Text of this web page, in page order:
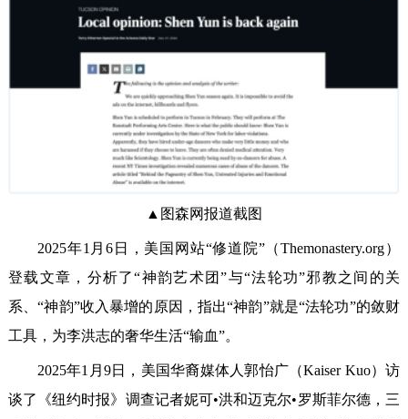
▲图森网报道截图
2025年1月6日，美国网站“修道院”（Themonastery.org）
登载文章，分析了“神韵艺术团”与“法轮功”邪教之间的关
系、“神韵”收入暴增的原因，指出“神韵”就是“法轮功”的敛财
工具，为李洪志的奢华生活“输血”。
2025年1月9日，美国华裔媒体人郭怡广（Kaiser Kuo）访
谈了《纽约时报》调查记者妮可•洪和迈克尔•罗斯菲尔德，三